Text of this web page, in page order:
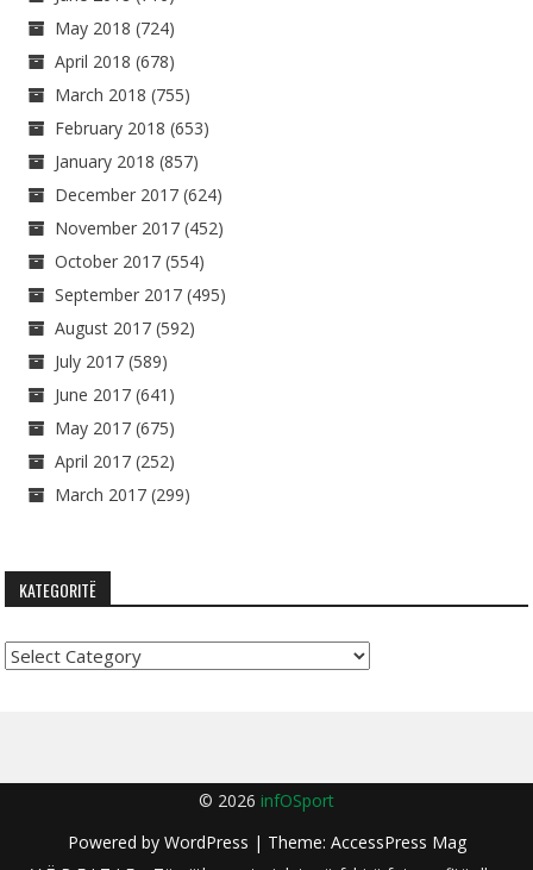
May 2018 (724)
April 2018 (678)
March 2018 (755)
February 2018 (653)
January 2018 (857)
December 2017 (624)
November 2017 (452)
October 2017 (554)
September 2017 (495)
August 2017 (592)
July 2017 (589)
June 2017 (641)
May 2017 (675)
April 2017 (252)
March 2017 (299)
KATEGORITË
Kategoritë
© 2026 infOSport
Powered by WordPress | Theme: AccessPress Mag